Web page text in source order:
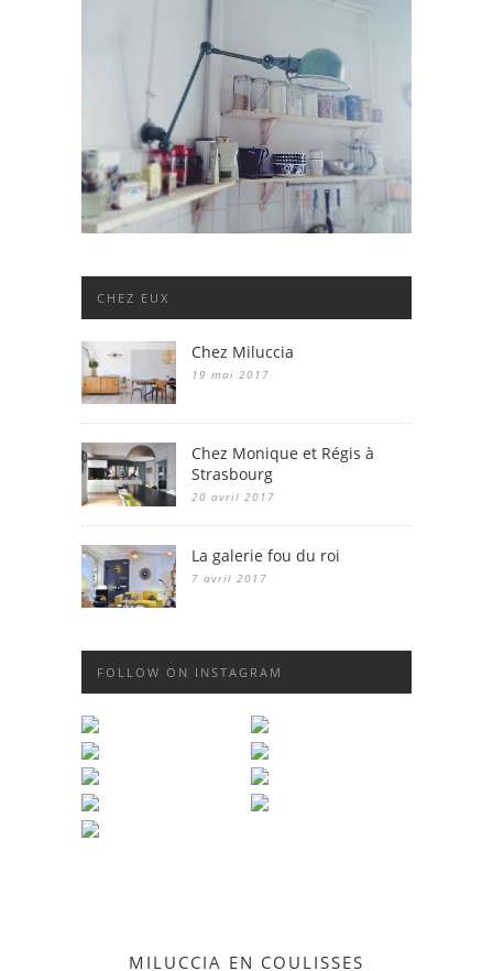
CHEZ EUX
Chez Miluccia
19 mai 2017
Chez Monique et Régis à
Strasbourg
20 avril 2017
La galerie fou du roi
7 avril 2017
FOLLOW ON INSTAGRAM
MILUCCIA EN COULISSES